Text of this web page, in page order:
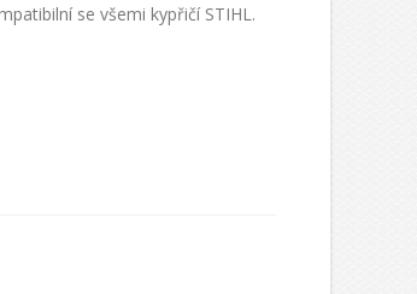
se všemi kypřičí STIHL.